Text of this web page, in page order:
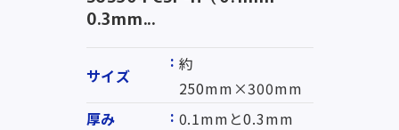
0.3mm...
サイズ
約
250mm×300mm
厚み
0.1mmと0.3mm